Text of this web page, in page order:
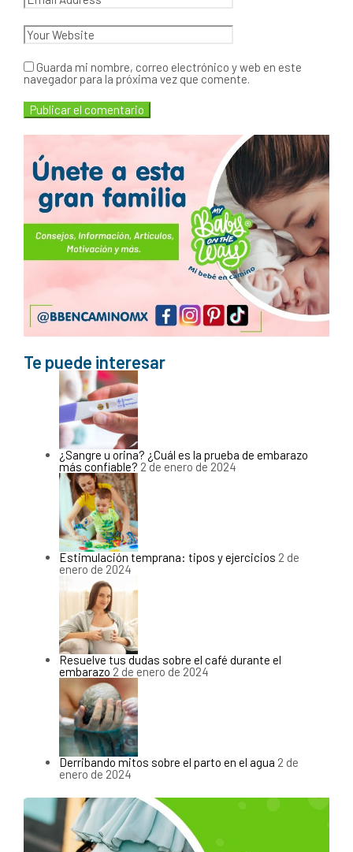
Guarda mi nombre, correo electrónico y web en este
navegador para la próxima vez que comente.
Te puede interesar
¿Sangre u orina? ¿Cuál es la prueba de embarazo
más confiable? 2 de enero de 2024
Estimulación temprana: tipos y ejercicios 2 de
enero de 2024
Resuelve tus dudas sobre el café durante el
embarazo 2 de enero de 2024
Derribando mitos sobre el parto en el agua 2 de
enero de 2024